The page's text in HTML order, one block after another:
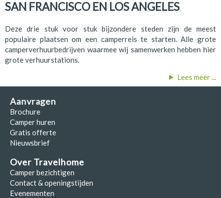
SAN FRANCISCO EN LOS ANGELES
Deze drie stuk voor stuk bijzondere steden zijn de meest
populaire plaatsen om een camperreis te starten. Alle grote
camperverhuurbedrijven waarmee wij samenwerken hebben hier
grote verhuurstations.
Lees meer ...
Aanvragen
Brochure
Camper huren
Gratis offerte
Nieuwsbrief
Over Travelhome
Camper bezichtigen
Contact & openingstijden
Evenementen